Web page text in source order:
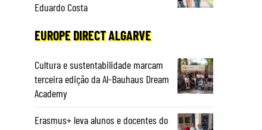
Eduardo Costa
EUROPE DIRECT ALGARVE
Cultura e sustentabilidade marcam
terceira edição da Al-Bauhaus Dream
Academy
Erasmus+ leva alunos e docentes do